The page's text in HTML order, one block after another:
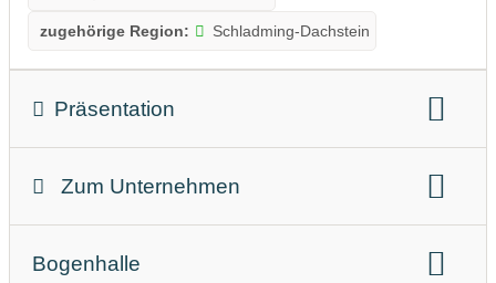
zugehörige Region: Schladming-Dachstein
Präsentation
Zum Unternehmen
Bogenhalle